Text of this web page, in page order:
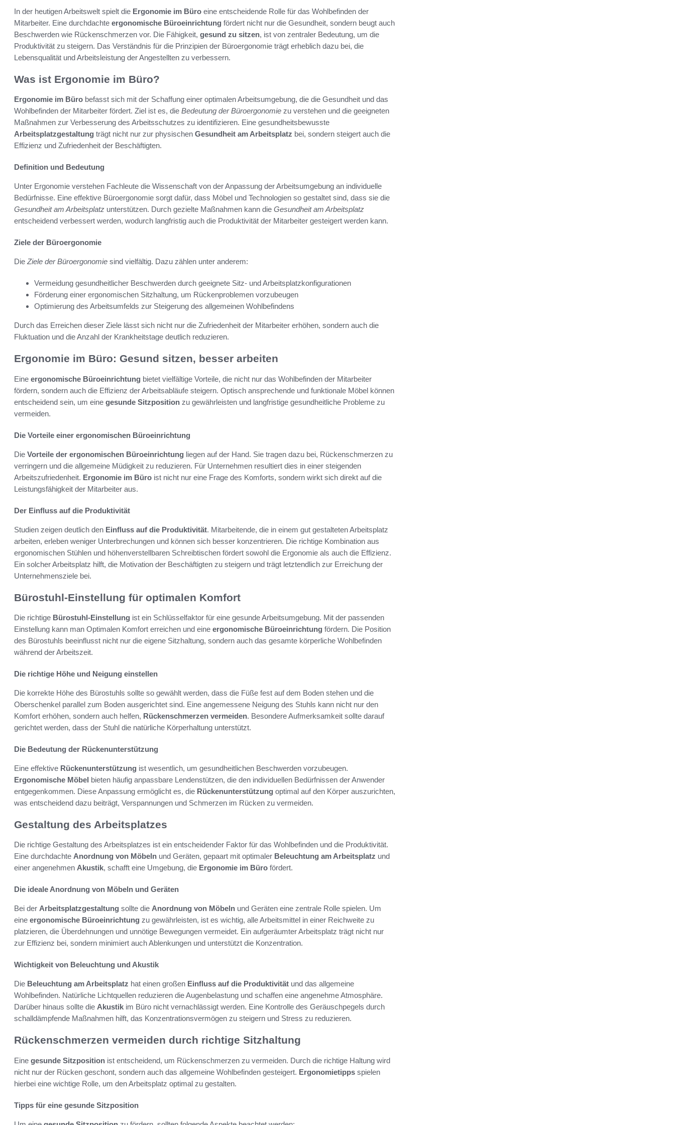
In der heutigen Arbeitswelt spielt die Ergonomie im Büro eine entscheidende Rolle für das Wohlbefinden der
Mitarbeiter. Eine durchdachte ergonomische Büroeinrichtung fördert nicht nur die Gesundheit, sondern beugt auch
Beschwerden wie Rückenschmerzen vor. Die Fähigkeit, gesund zu sitzen, ist von zentraler Bedeutung, um die
Produktivität zu steigern. Das Verständnis für die Prinzipien der Büroergonomie trägt erheblich dazu bei, die
Lebensqualität und Arbeitsleistung der Angestellten zu verbessern.
Was ist Ergonomie im Büro?
Ergonomie im Büro befasst sich mit der Schaffung einer optimalen Arbeitsumgebung, die die Gesundheit und das
Wohlbefinden der Mitarbeiter fördert. Ziel ist es, die Bedeutung der Büroergonomie zu verstehen und die geeigneten
Maßnahmen zur Verbesserung des Arbeitsschutzes zu identifizieren. Eine gesundheitsbewusste
Arbeitsplatzgestaltung trägt nicht nur zur physischen Gesundheit am Arbeitsplatz bei, sondern steigert auch die
Effizienz und Zufriedenheit der Beschäftigten.
Definition und Bedeutung
Unter Ergonomie verstehen Fachleute die Wissenschaft von der Anpassung der Arbeitsumgebung an individuelle
Bedürfnisse. Eine effektive Büroergonomie sorgt dafür, dass Möbel und Technologien so gestaltet sind, dass sie die
Gesundheit am Arbeitsplatz unterstützen. Durch gezielte Maßnahmen kann die Gesundheit am Arbeitsplatz
entscheidend verbessert werden, wodurch langfristig auch die Produktivität der Mitarbeiter gesteigert werden kann.
Ziele der Büroergonomie
Die Ziele der Büroergonomie sind vielfältig. Dazu zählen unter anderem:
Vermeidung gesundheitlicher Beschwerden durch geeignete Sitz- und Arbeitsplatzkonfigurationen
Förderung einer ergonomischen Sitzhaltung, um Rückenproblemen vorzubeugen
Optimierung des Arbeitsumfelds zur Steigerung des allgemeinen Wohlbefindens
Durch das Erreichen dieser Ziele lässt sich nicht nur die Zufriedenheit der Mitarbeiter erhöhen, sondern auch die
Fluktuation und die Anzahl der Krankheitstage deutlich reduzieren.
Ergonomie im Büro: Gesund sitzen, besser arbeiten
Eine ergonomische Büroeinrichtung bietet vielfältige Vorteile, die nicht nur das Wohlbefinden der Mitarbeiter
fördern, sondern auch die Effizienz der Arbeitsabläufe steigern. Optisch ansprechende und funktionale Möbel können
entscheidend sein, um eine gesunde Sitzposition zu gewährleisten und langfristige gesundheitliche Probleme zu
vermeiden.
Die Vorteile einer ergonomischen Büroeinrichtung
Die Vorteile der ergonomischen Büroeinrichtung liegen auf der Hand. Sie tragen dazu bei, Rückenschmerzen zu
verringern und die allgemeine Müdigkeit zu reduzieren. Für Unternehmen resultiert dies in einer steigenden
Arbeitszufriedenheit. Ergonomie im Büro ist nicht nur eine Frage des Komforts, sondern wirkt sich direkt auf die
Leistungsfähigkeit der Mitarbeiter aus.
Der Einfluss auf die Produktivität
Studien zeigen deutlich den Einfluss auf die Produktivität. Mitarbeitende, die in einem gut gestalteten Arbeitsplatz
arbeiten, erleben weniger Unterbrechungen und können sich besser konzentrieren. Die richtige Kombination aus
ergonomischen Stühlen und höhenverstellbaren Schreibtischen fördert sowohl die Ergonomie als auch die Effizienz.
Ein solcher Arbeitsplatz hilft, die Motivation der Beschäftigten zu steigern und trägt letztendlich zur Erreichung der
Unternehmensziele bei.
Bürostuhl-Einstellung für optimalen Komfort
Die richtige Bürostuhl-Einstellung ist ein Schlüsselfaktor für eine gesunde Arbeitsumgebung. Mit der passenden
Einstellung kann man Optimalen Komfort erreichen und eine ergonomische Büroeinrichtung fördern. Die Position
des Bürostuhls beeinflusst nicht nur die eigene Sitzhaltung, sondern auch das gesamte körperliche Wohlbefinden
während der Arbeitszeit.
Die richtige Höhe und Neigung einstellen
Die korrekte Höhe des Bürostuhls sollte so gewählt werden, dass die Füße fest auf dem Boden stehen und die
Oberschenkel parallel zum Boden ausgerichtet sind. Eine angemessene Neigung des Stuhls kann nicht nur den
Komfort erhöhen, sondern auch helfen, Rückenschmerzen vermeiden. Besondere Aufmerksamkeit sollte darauf
gerichtet werden, dass der Stuhl die natürliche Körperhaltung unterstützt.
Die Bedeutung der Rückenunterstützung
Eine effektive Rückenunterstützung ist wesentlich, um gesundheitlichen Beschwerden vorzubeugen.
Ergonomische Möbel bieten häufig anpassbare Lendenstützen, die den individuellen Bedürfnissen der Anwender
entgegenkommen. Diese Anpassung ermöglicht es, die Rückenunterstützung optimal auf den Körper auszurichten,
was entscheidend dazu beiträgt, Verspannungen und Schmerzen im Rücken zu vermeiden.
Gestaltung des Arbeitsplatzes
Die richtige Gestaltung des Arbeitsplatzes ist ein entscheidender Faktor für das Wohlbefinden und die Produktivität.
Eine durchdachte Anordnung von Möbeln und Geräten, gepaart mit optimaler Beleuchtung am Arbeitsplatz und
einer angenehmen Akustik, schafft eine Umgebung, die Ergonomie im Büro fördert.
Die ideale Anordnung von Möbeln und Geräten
Bei der Arbeitsplatzgestaltung sollte die Anordnung von Möbeln und Geräten eine zentrale Rolle spielen. Um
eine ergonomische Büroeinrichtung zu gewährleisten, ist es wichtig, alle Arbeitsmittel in einer Reichweite zu
platzieren, die Überdehnungen und unnötige Bewegungen vermeidet. Ein aufgeräumter Arbeitsplatz trägt nicht nur
zur Effizienz bei, sondern minimiert auch Ablenkungen und unterstützt die Konzentration.
Wichtigkeit von Beleuchtung und Akustik
Die Beleuchtung am Arbeitsplatz hat einen großen Einfluss auf die Produktivität und das allgemeine
Wohlbefinden. Natürliche Lichtquellen reduzieren die Augenbelastung und schaffen eine angenehme Atmosphäre.
Darüber hinaus sollte die Akustik im Büro nicht vernachlässigt werden. Eine Kontrolle des Geräuschpegels durch
schalldämpfende Maßnahmen hilft, das Konzentrationsvermögen zu steigern und Stress zu reduzieren.
Rückenschmerzen vermeiden durch richtige Sitzhaltung
Eine gesunde Sitzposition ist entscheidend, um Rückenschmerzen zu vermeiden. Durch die richtige Haltung wird
nicht nur der Rücken geschont, sondern auch das allgemeine Wohlbefinden gesteigert. Ergonomietipps spielen
hierbei eine wichtige Rolle, um den Arbeitsplatz optimal zu gestalten.
Tipps für eine gesunde Sitzposition